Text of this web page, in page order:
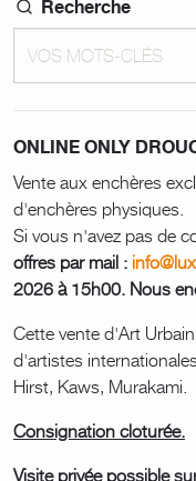
Recherche
ONLINE ONLY
Vente aux enchères
d'enchères physiques.
Si vous n'avez pas de
offres par mail :
2026 à 15h00. Nous
Cette vente d'Art
d'artistes
Hirst, Kaws, Murakami.
Consignation cloturée.
Visite privée possible